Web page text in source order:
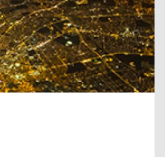
byznys